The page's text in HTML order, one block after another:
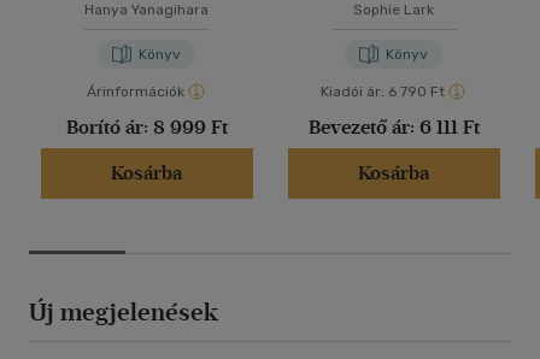
Hanya Yanagihara
Könyv
Árinformációk
Borító ár: 8 999 Ft
Kosárba
Sophie Lark
Könyv
Kiadói ár: 6 790 Ft
Bevezető ár: 6 111 Ft
Kosárba
Új megjelenések